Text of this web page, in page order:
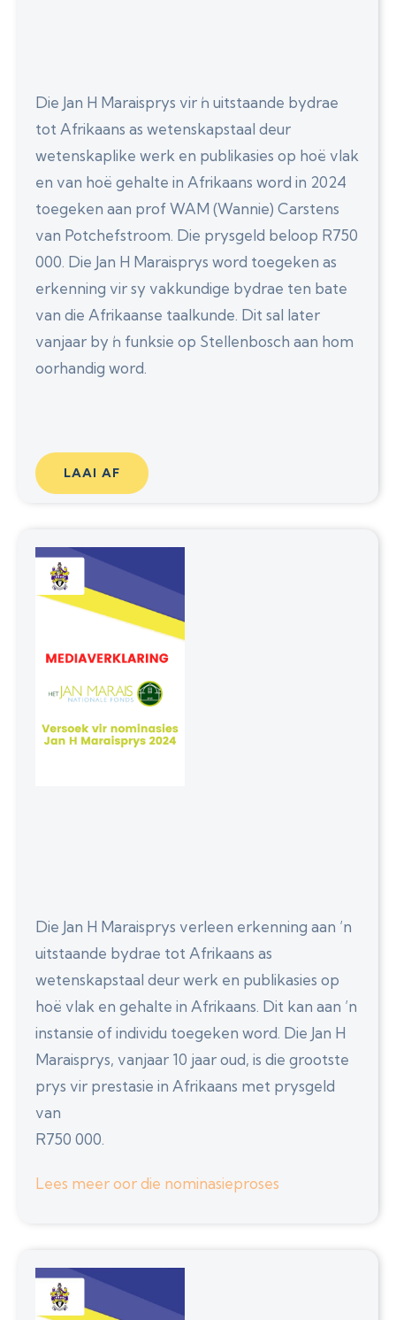
Die Jan H Maraisprys vir ŉ uitstaande bydrae
tot Afrikaans as wetenskapstaal deur
wetenskaplike werk en publikasies op hoë vlak
en van hoë gehalte in Afrikaans word in 2024
toegeken aan prof WAM (Wannie) Carstens
van Potchefstroom. Die prysgeld beloop R750
000. Die Jan H Maraisprys word toegeken as
erkenning vir sy vakkundige bydrae ten bate
van die Afrikaanse taalkunde. Dit sal later
vanjaar by ŉ funksie op Stellenbosch aan hom
oorhandig word.
LAAI AF
Die Jan H Maraisprys verleen erkenning aan ’n
uitstaande bydrae tot Afrikaans as
wetenskapstaal deur werk en publikasies op
hoë vlak en gehalte in Afrikaans. Dit kan aan ’n
instansie of individu toegeken word. Die Jan H
Maraisprys, vanjaar 10 jaar oud, is die grootste
prys vir prestasie in Afrikaans met prysgeld
van
R750 000.
Lees meer oor die nominasieproses